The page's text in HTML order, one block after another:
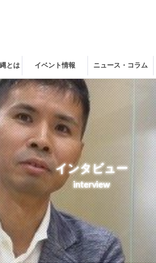
とは イベント情報 ニュース・コラム
インタビュー
interview